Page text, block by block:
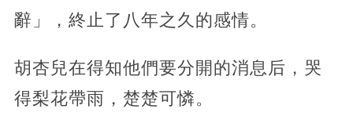
辭」，終止了八年之久的感情。
胡杏兒在得知他們要分開的消息后，哭
得梨花帶雨，楚楚可憐。